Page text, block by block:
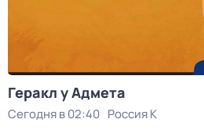
Геракл у Адмета
Сегодня в 02:40 Россия К